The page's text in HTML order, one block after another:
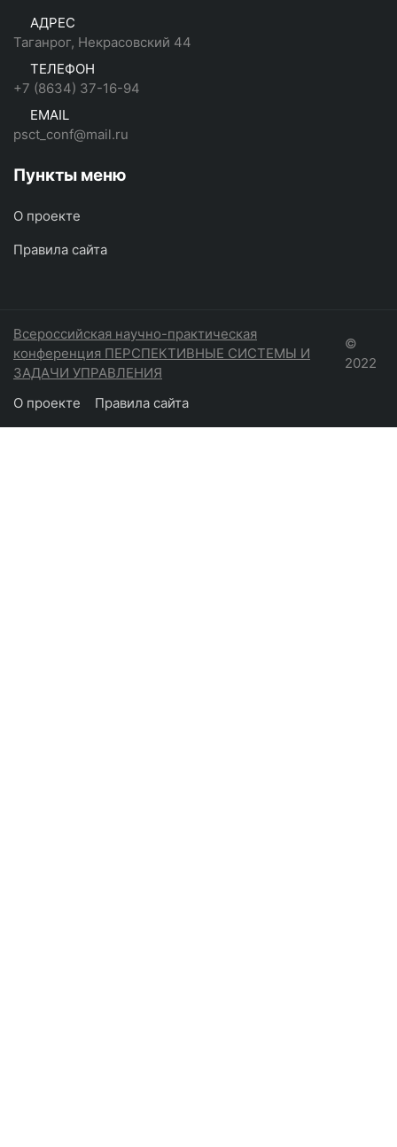
АДРЕС
Таганрог, Некрасовский 44
ТЕЛЕФОН
+7 (8634) 37-16-94
EMAIL
psct_conf@mail.ru
Пункты меню
О проекте
Правила сайта
Всероссийская научно-практическая
конференция ПЕРСПЕКТИВНЫЕ СИСТЕМЫ И
ЗАДАЧИ УПРАВЛЕНИЯ
©
2022
О проекте Правила сайта